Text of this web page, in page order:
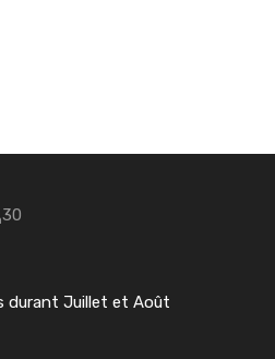
30
durant Juillet et Août